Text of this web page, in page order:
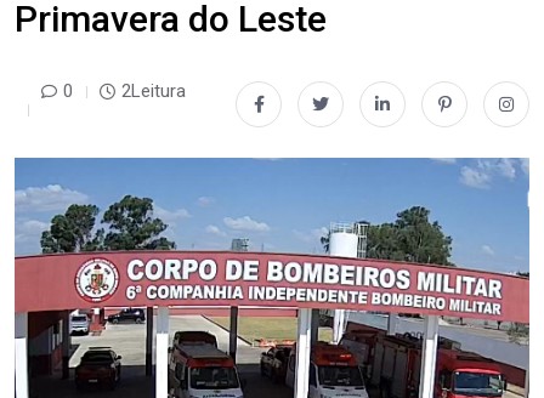
Primavera do Leste
0 2Leitura